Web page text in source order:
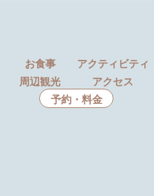
お食事 アクティビティ
周辺観光 アクセス
予約・料金